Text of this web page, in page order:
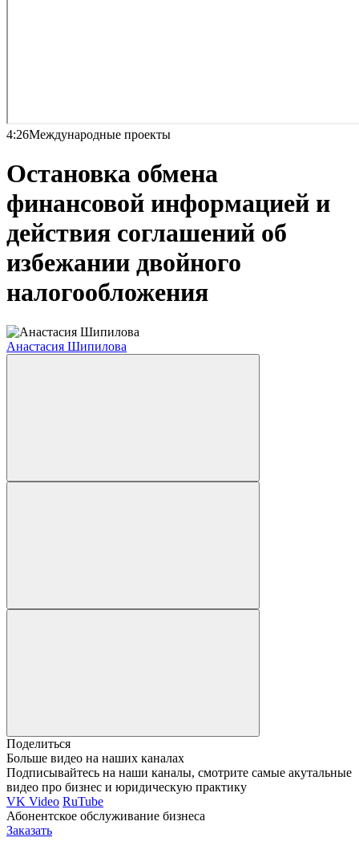
4:26Международные проекты
Остановка обмена
финансовой информацией и
действия соглашений об
избежании двойного
налогообложения
Анастасия Шипилова
Поделиться
Больше видео на наших каналах
Подписывайтесь на наши каналы, смотрите самые акутальные
видео про бизнес и юридическую практику
VK Video RuTube
Абонентское обслуживание бизнеса
Заказать